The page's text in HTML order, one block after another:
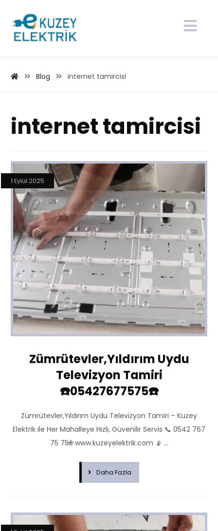
Blog internet tamircisi
internet tamircisi
Zümrütevler,Yıldırım Uydu
Televizyon Tamiri
☎️05427677575☎️
1 Eylül 2025
Zümrütevler,Yıldırım Uydu Televizyon Tamiri – Kuzey
Elektrik ile Her Mahalleye Hızlı, Güvenilir Servis 📞 0542 767
75 75🌐 www.kuzeyelektrik.com 📡 ...
Daha Fazla